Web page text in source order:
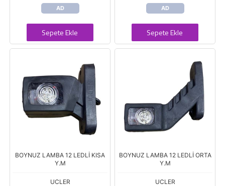
AD
Sepete Ekle
AD
Sepete Ekle
BOYNUZ LAMBA 12 LEDLİ KISA
Y.M
UCLER
BOYNUZ LAMBA 12 LEDLİ ORTA
Y.M
UCLER